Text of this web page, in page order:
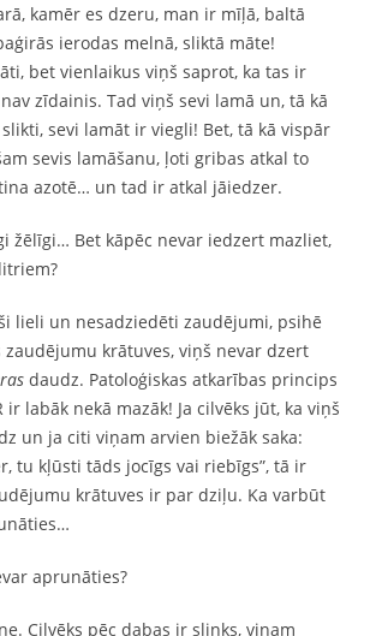
kamēr es dzeru, man ir mīļā, baltā
ierodas melnā, sliktā māte!
bet vienlaikus viņš saprot, ka tas ir
zīdainis. Tad viņš sevi lamā un, tā kā
sevi lamāt ir viegli! Bet, tā kā vispār
sevis lamāšanu, ļoti gribas atkal to
azotē… un tad ir atkal jāiedzer.
žēlīgi… Bet kāpēc nevar iedzert mazliet,
lieli un nesadziedēti zaudējumi, psihē
zaudējumu krātuves, viņš nevar dzert
daudz. Patoloģiskas atkarības princips
ir labāk nekā mazāk! Ja cilvēks jūt, ka viņš
un ja citi viņam arvien biežāk saka:
tu kļūsti tāds jocīgs vai riebīgs”, tā ir
krātuves ir par dziļu. Ka varbūt
aprunāties?
Cilvēks pēc dabas ir slinks, viņam